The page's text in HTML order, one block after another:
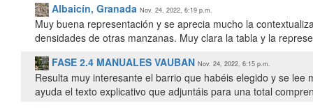
Albaicín, Granada Nov. 24, 2022, 6:19 p.m.
Muy buena representación y se aprecia mucho la
densidades de otras manzanas. Muy clara la tabla y la
FASE 2.4 MANUALES VAUBAN Nov. 24, 2022, 6:15 p.m.
Resulta muy interesante el barrio que habéis elegido y se
ayuda el texto explicativo que adjuntáis para una total